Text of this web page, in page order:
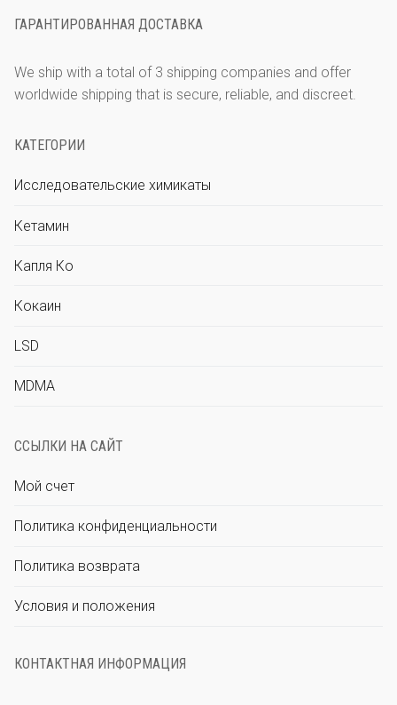
Português
ГАРАНТИРОВАННАЯ ДОСТАВКА
We ship with a total of 3 shipping companies and offer
worldwide shipping that is secure, reliable, and discreet.
КАТЕГОРИИ
Исследовательские химикаты
Кетамин
Капля Ко
Кокаин
LSD
MDMA
ССЫЛКИ НА САЙТ
Мой счет
Политика конфиденциальности
Политика возврата
Условия и положения
КОНТАКТНАЯ ИНФОРМАЦИЯ